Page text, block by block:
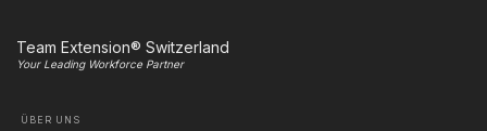
Team Extension® Switzerland
Your Leading Workforce Partner
ÜBER UNS